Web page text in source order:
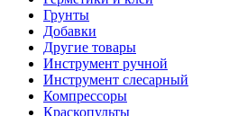
Грунты
Добавки
Другие товары
Инструмент ручной
Инструмент слесарный
Компрессоры
Краскопульты